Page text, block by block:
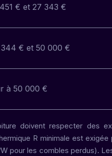
€ et 27 343 €
€ et 50 000 €
à 50 000 €
doivent respecter des
R minimale est
pour les combles perdus).